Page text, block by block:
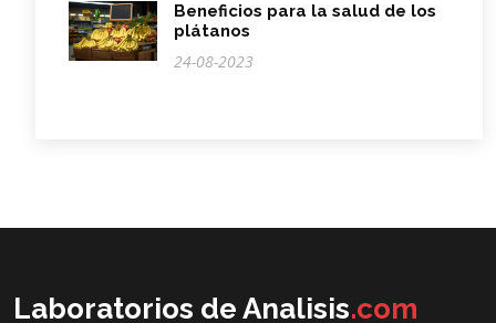
Beneficios para la salud de los
plátanos
24-08-2023
Laboratorios de Analisis.com